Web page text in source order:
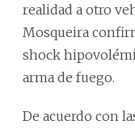
realidad a otro
Mosqueira
shock
arma de fuego.
De acuerdo con